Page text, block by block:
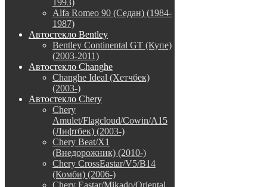
Alfa Romeo 90 (Седан) (1984-
1987)
Автостекло Bentley
Bentley Continental GT (Купе)
(2003-2011)
Автостекло Changhe
Changhe Ideal (Хетчбек)
(2003-)
Автостекло Chery
Chery
Amulet/Flagcloud/Cowin/A15
(Лифтбек) (2003-)
Chery Beat/X1
(Внедорожник) (2010-)
Chery CrossEastar/V5/B14
(Комби) (2006-)
Chery Eastar/Mikado/Oriental